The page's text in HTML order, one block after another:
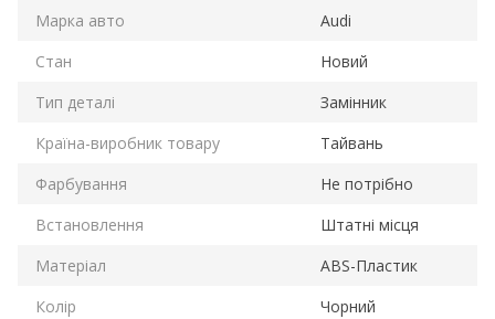
Марка авто
Audi
Стан
Новий
Тип деталі
Замінник
Країна-виробник товару
Тайвань
Фарбування
Не потрібно
Встановлення
Штатні місця
Матеріал
ABS-Пластик
Колір
Чорний